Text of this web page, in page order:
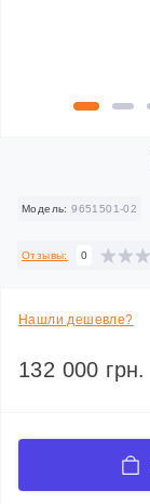
Модель: 9651501-02
Отзывы: 0
Нашли дешевле?
132 000 грн.